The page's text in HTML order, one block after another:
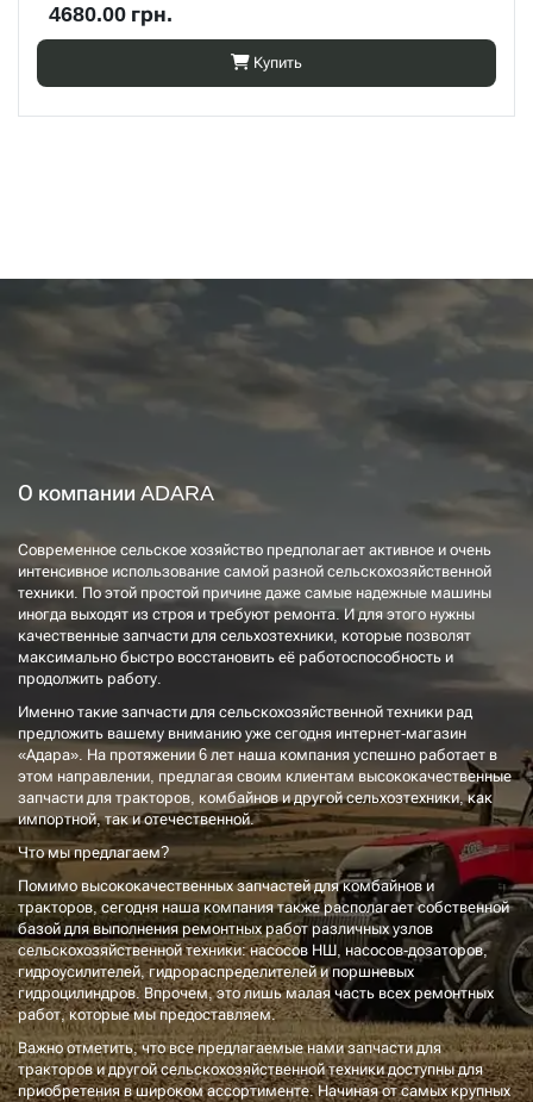
4680.00 грн.
Купить
О компании ADARA
Современное сельское хозяйство предполагает активное и очень
интенсивное использование самой разной сельскохозяйственной
техники. По этой простой причине даже самые надежные машины
иногда выходят из строя и требуют ремонта. И для этого нужны
качественные запчасти для сельхозтехники, которые позволят
максимально быстро восстановить её работоспособность и
продолжить работу.
Именно такие запчасти для сельскохозяйственной техники рад
предложить вашему вниманию уже сегодня интернет-магазин
«Адара». На протяжении 6 лет наша компания успешно работает в
этом направлении, предлагая своим клиентам высококачественные
запчасти для тракторов, комбайнов и другой сельхозтехники, как
импортной, так и отечественной.
Что мы предлагаем?
Помимо высококачественных запчастей для комбайнов и
тракторов, сегодня наша компания также располагает собственной
базой для выполнения ремонтных работ различных узлов
сельскохозяйственной техники: насосов НШ, насосов-дозаторов,
гидроусилителей, гидрораспределителей и поршневых
гидроцилиндров. Впрочем, это лишь малая часть всех ремонтных
работ, которые мы предоставляем.
Важно отметить, что все предлагаемые нами запчасти для
тракторов и другой сельскохозяйственной техники доступны для
приобретения в широком ассортименте. Начиная от самых крупных